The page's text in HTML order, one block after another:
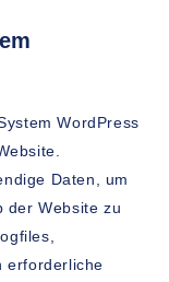
WordPress
Daten, um
der Website zu
erforderliche